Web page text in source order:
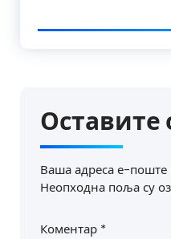
Оставите
Ваша адреса е-поште
Неопходна поља су
Коментар *